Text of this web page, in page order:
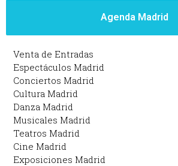
Agenda Madrid
Venta de Entradas
Espectáculos Madrid
Conciertos Madrid
Cultura Madrid
Danza Madrid
Musicales Madrid
Teatros Madrid
Cine Madrid
Exposiciones Madrid